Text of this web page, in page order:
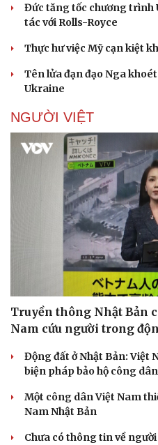
Đức tăng tốc chương trình
tác với Rolls-Royce
Thực hư việc Mỹ cạn kiệt
Tên lửa đạn đạo Nga
Ukraine
NGƯỜI VIỆT
Truyền thông Nhật Bản
Nam cứu người trong
Động đất ở Nhật Bản: Việt
biện pháp bảo hộ công dân
Một công dân Việt Nam
Nam Nhật Bản
Chưa có thông tin về